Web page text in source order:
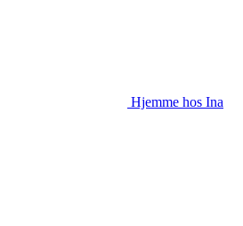
Hjemme hos Ina